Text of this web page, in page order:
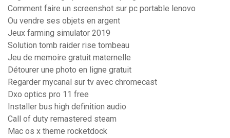
Comment faire un screenshot sur pc portable lenovo
Ou vendre ses objets en argent
Jeux farming simulator 2019
Solution tomb raider rise tombeau
Jeu de memoire gratuit maternelle
Détourer une photo en ligne gratuit
Regarder mycanal sur tv avec chromecast
Dxo optics pro 11 free
Installer bus high definition audio
Call of duty remastered steam
Mac os x theme rocketdock